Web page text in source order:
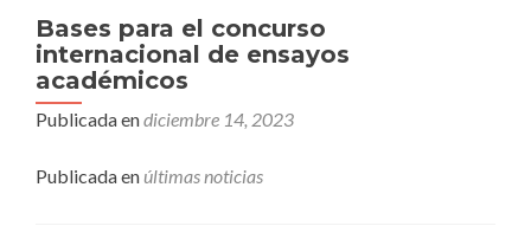
Bases para el concurso
internacional de ensayos
académicos
Publicada endiciembre 14, 2023
Publicada enúltimas noticias